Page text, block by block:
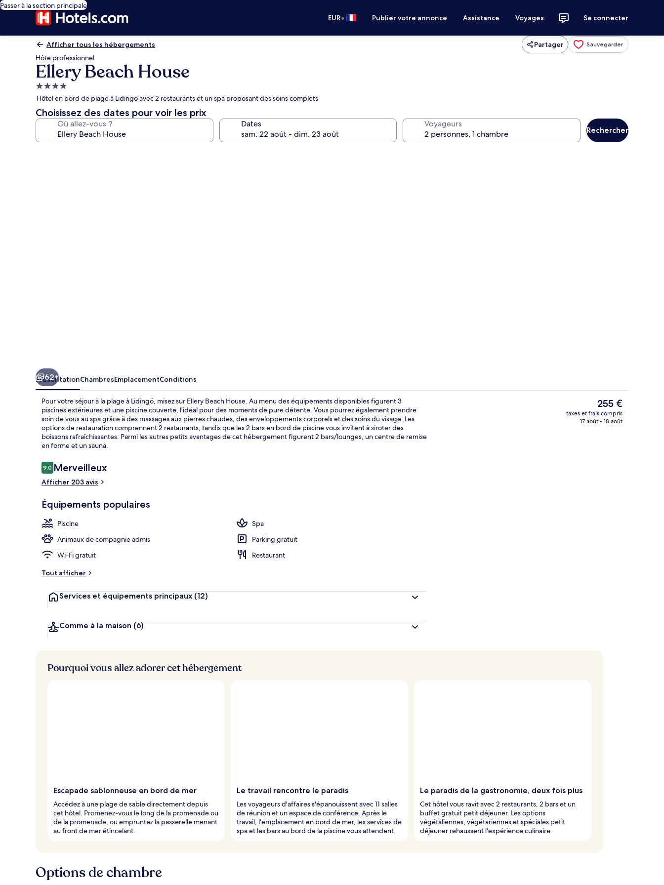
Passer à la section principale
EUR• Publier votre annonce Assistance Voyages Se connecter
Afficher tous les hébergements Partager Sauvegarder
Hôte professionnel
Ellery Beach House
Hébergement
4.0 étoiles
Hôtel en bord de plage à Lidingö avec 2 restaurants et un spa proposant des soins complets
Choisissez des dates pour voir les prix
Où allez-vous ? Dates Voyageurs
Rechercher
62+
PrésentationChambresEmplacementConditions
Pour votre séjour à la plage à Lidingö, misez sur Ellery Beach House. Au menu des équipements disponibles figurent 3
piscines extérieures et une piscine couverte, l'idéal pour des moments de pure détente. Vous pourrez également prendre
soin de vous au spa grâce à des massages aux pierres chaudes, des enveloppements corporels et des soins du visage. Les
options de restauration comprennent 2 restaurants, tandis que les 2 bars en bord de piscine vous invitent à siroter des
boissons rafraîchissantes. Parmi les autres petits avantages de cet hébergement figurent 2 bars/lounges, un centre de remise
en forme et un sauna.
Avis
voyageurs
9,09,0 sur 10
Merveilleux
Afficher 203 avis
Équipements populaires
Piscine
Spa
Animaux de compagnie admis
Parking gratuit
Wi-Fi gratuit
Restaurant
Tout afficher
Services et équipements principaux (12)
Comme à la maison (6)
Le
prix
actuel
255 €
taxes et frais compris
17 août - 18 août
Pourquoi vous allez adorer cet hébergement
Escapade sablonneuse en bord de mer
Accédez à une plage de sable directement depuis
cet hôtel. Promenez-vous le long de la promenade ou
de la promenade, ou empruntez la passerelle menant
au front de mer étincelant.
Le travail rencontre le paradis
Les voyageurs d'affaires s'épanouissent avec 11 salles
de réunion et un espace de conférence. Après le
travail, l'emplacement en bord de mer, les services de
spa et les bars au bord de la piscine vous attendent.
Le paradis de la gastronomie, deux fois plus
Cet hôtel vous ravit avec 2 restaurants, 2 bars et un
buffet gratuit petit déjeuner. Les options
végétaliennes, végétariennes et spéciales petit
déjeuner rehaussent l'expérience culinaire.
Options de chambre